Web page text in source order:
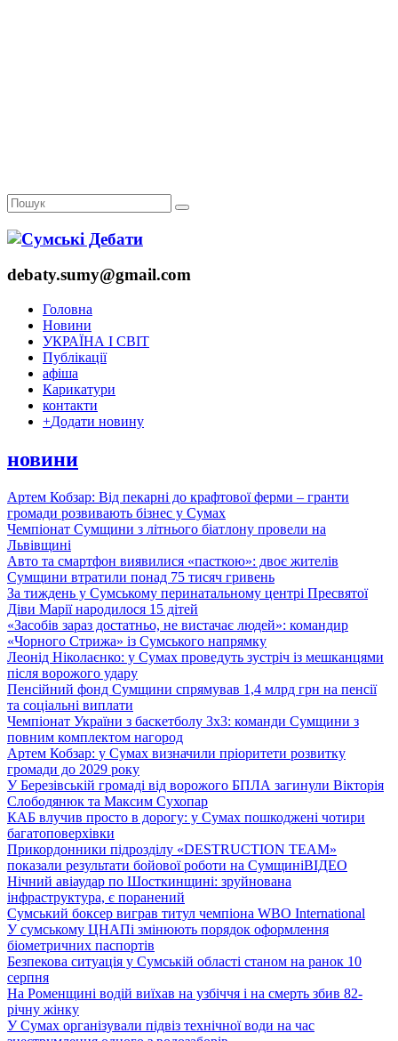
debaty.sumy@gmail.com
Головна
Новини
УКРАЇНА І СВІТ
Публікації
афіша
Карикатури
контакти
+Додати новину
новини
Артем Кобзар: Від пекарні до крафтової ферми – гранти
громади розвивають бізнес у Сумах
Чемпіонат Сумщини з літнього біатлону провели на
Львівщині
Авто та смартфон виявилися «пасткою»: двоє жителів
Сумщини втратили понад 75 тисяч гривень
За тиждень у Сумському перинатальному центрі Пресвятої
Діви Марії народилося 15 дітей
«Засобів зараз достатньо, не вистачає людей»: командир
«Чорного Стрижа» із Сумського напрямку
Леонід Ніколаєнко: у Сумах проведуть зустріч із мешканцями
після ворожого удару
Пенсійний фонд Сумщини спрямував 1,4 млрд грн на пенсії
та соціальні виплати
Чемпіонат України з баскетболу 3х3: команди Сумщини з
повним комплектом нагород
Артем Кобзар: у Сумах визначили пріоритети розвитку
громади до 2029 року
У Березівській громаді від ворожого БПЛА загинули Вікторія
Слободянюк та Максим Сухопар
КАБ влучив просто в дорогу: у Сумах пошкоджені чотири
багатоповерхівки
Прикордонники підрозділу «DESTRUCTION TEAM»
показали результати бойової роботи на СумщиніВІДЕО
Нічний авіаудар по Шосткинщині: зруйнована
інфраструктура, є поранений
Сумський боксер виграв титул чемпіона WBO International
У сумському ЦНАПі змінюють порядок оформлення
біометричних паспортів
Безпекова ситуація у Сумській області станом на ранок 10
серпня
На Роменщині водій виїхав на узбіччя і на смерть збив 82-
річну жінку
У Сумах організували підвіз технічної води на час